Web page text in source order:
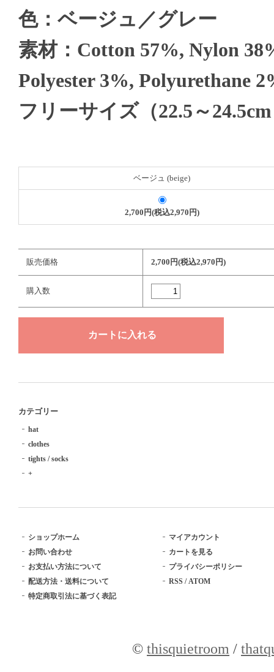
色：ベージュ／グレー
素材：Cotton 57%, Nylon
Polyester 3%, Polyurethane
フリーサイズ（22.5～
ベージュ (beige)
2,700円(税込2,970円)
販売価格 2,700円(税込2,970円)
購入数
カテゴリー
hat
clothes
tights / socks
+
ショップホーム
お問い合わせ
お支払い方法について
配送方法・送料について
特定商取引法に基づく表記
マイアカウント
カートを見る
プライバシーポリシー
RSS /ATOM
©thisquietroom /